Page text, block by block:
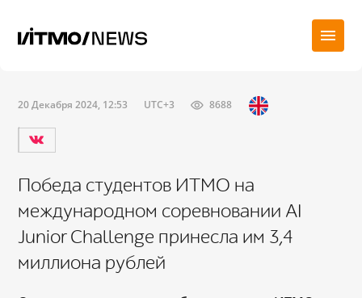
20 Декабря 2024, 12:53 UTC+3 8688
Победа студентов ИТМО на
международном соревновании AI
Junior Challenge принесла им 3,4
миллиона рублей